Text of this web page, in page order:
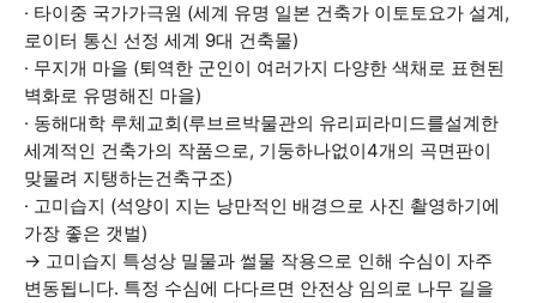
· 타이중 국가가극원 (세계 유명 일본 건축가 이토토요가 설계,
로이터 통신 선정 세계 9대 건축물)
· 무지개 마을 (퇴역한 군인이 여러가지 다양한 색채로 표현된
벽화로 유명해진 마을)
· 동해대학 루체교회(루브르박물관의 유리피라미드를설계한
세계적인 건축가의 작품으로, 기둥하나없이4개의 곡면판이
맞물려 지탱하는건축구조)
· 고미습지 (석양이 지는 낭만적인 배경으로 사진 촬영하기에
가장 좋은 갯벌)
→ 고미습지 특성상 밀물과 썰물 작용으로 인해 수심이 자주
변동됩니다. 특정 수심에 다다르면 안전상 임의로 나무 길을